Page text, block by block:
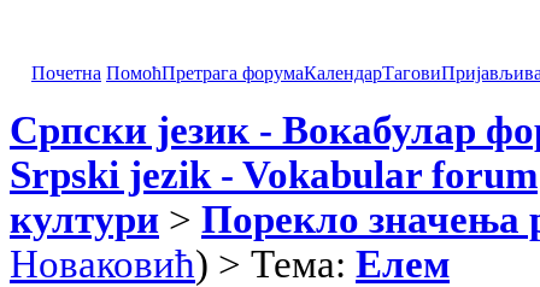
Почетна ПомоћПретрага форумаКалендарТагови
Српски језик - Вокабулар
Srpski jezik - Vokabular forum
култури > Порекло значења
Новаковић) > Тема: Елем